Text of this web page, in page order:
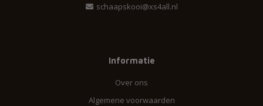
schaapskooi@xs4all.nl
Informatie
Over ons
Algemene voorwaarden